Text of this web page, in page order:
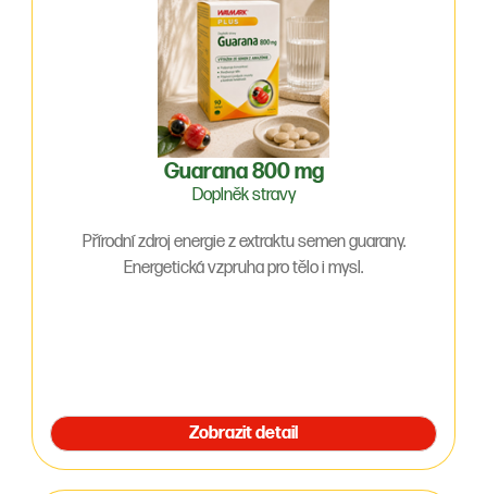
Guarana 800 mg
Doplněk stravy
Přírodní zdroj energie z extraktu semen guarany.
Energetická vzpruha pro tělo i mysl.
Zobrazit detail